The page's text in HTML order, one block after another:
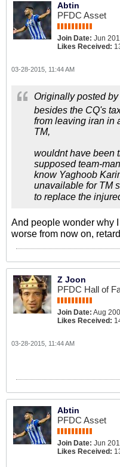
Abtin
PFDC Asset
Join Date: Jun
Likes Received:
03-28-2015, 11:44 AM
Originally posted by
besides the CQ's
from leaving iran in
TM,
wouldnt have been
supposed team-
know Yaghoob
unavailable for TM
to replace the
And people wonder why
worse from now on,
Z Joon
PFDC Hall of
Join Date: Aug
Likes Received:
03-28-2015, 11:44 AM
Abtin
PFDC Asset
Join Date: Jun
Likes Received: